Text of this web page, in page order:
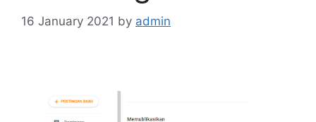
16 January 2021 by admin